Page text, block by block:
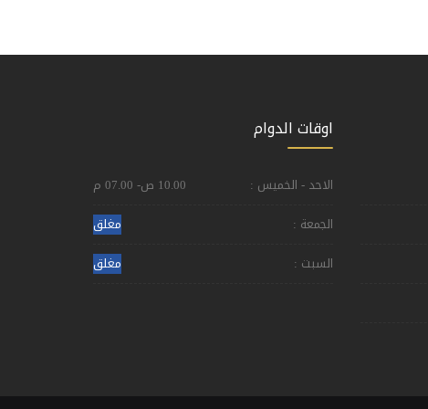
اوقات الدوام
الاحد - الخميس :
10.00 ص- 07.00 م
الجمعة :
مغلق
السبت :
مغلق